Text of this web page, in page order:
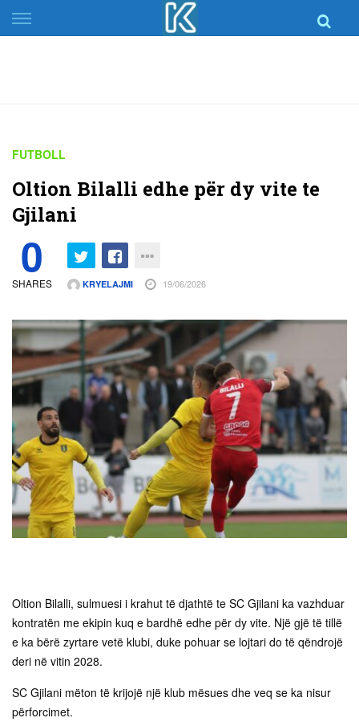
Skip
to
FUTBOLL
Oltion Bilalli edhe për dy vite te
Gjilani
0
SHARES KRYELAJMI 19/06/2026
Oltion Bilalli, sulmuesi i krahut të djathtë te SC Gjilani ka vazhduar
kontratën me ekipin kuq e bardhë edhe për dy vite. Një gjë të tillë
e ka bërë zyrtare vetë klubi, duke pohuar se lojtari do të qëndrojë
deri në vitin 2028.
SC Gjilani mëton të krijojë një klub mësues dhe veq se ka nisur
përforcimet.